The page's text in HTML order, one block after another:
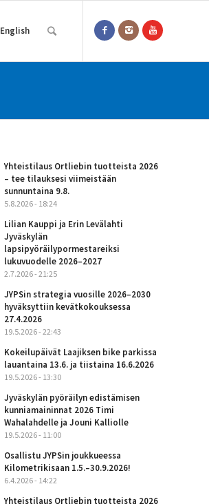
English
Yhteistilaus Ortliebin tuotteista 2026
– tee tilauksesi viimeistään
sunnuntaina 9.8.
5.8.2026 - 18:24
Lilian Kauppi ja Erin Levälahti
Jyväskylän
lapsipyöräilypormestareiksi
lukuvuodelle 2026–2027
2.7.2026 - 21:25
JYPSin strategia vuosille 2026–2030
hyväksyttiin kevätkokouksessa
27.4.2026
19.5.2026 - 22:43
Kokeilupäivät Laajiksen bike parkissa
lauantaina 13.6. ja tiistaina 16.6.2026
19.5.2026 - 13:30
Jyväskylän pyöräilyn edistämisen
kunniamaininnat 2026 Timi
Wahalahdelle ja Jouni Kalliolle
19.5.2026 - 11:00
Osallistu JYPSin joukkueessa
Kilometrikisaan 1.5.–30.9.2026!
6.4.2026 - 14:22
Yhteistilaus Ortliebin tuotteista 2026